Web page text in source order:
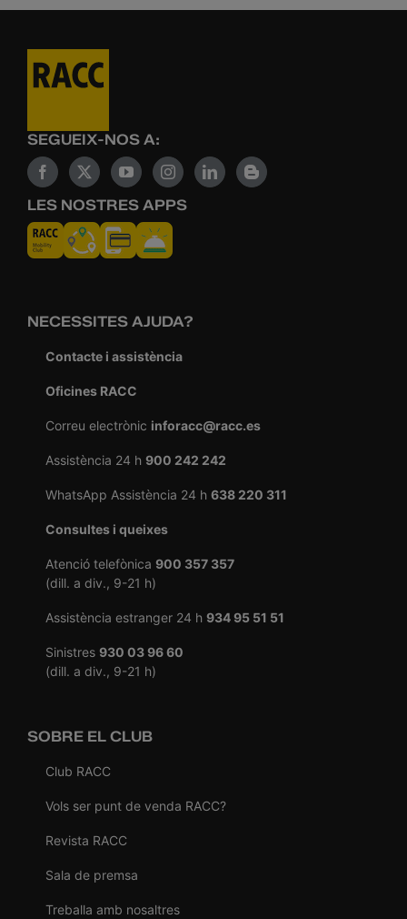
SEGUEIX-NOS A:
LES NOSTRES APPS
NECESSITES AJUDA?
Contacte i assistència
Oficines RACC
Correu electrònic inforacc@racc.es
Assistència 24 h 900 242 242
WhatsApp Assistència 24 h 638 220 311
Consultes i queixes
Atenció telefònica 900 357 357
(dill. a div., 9-21 h)
Assistència estranger 24 h 934 95 51 51
Sinistres 930 03 96 60
(dill. a div., 9-21 h)
SOBRE EL CLUB
Club RACC
Vols ser punt de venda RACC?
Revista RACC
Sala de premsa
Treballa amb nosaltres